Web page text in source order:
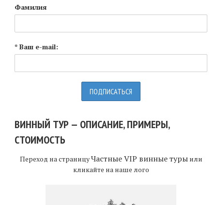
Фамилия
* Ваш e-mail:
ВИННЫЙ ТУР — ОПИСАНИЕ, ПРИМЕРЫ,
СТОИМОСТЬ
Переход на страницуЧастные VIP винные турыили
кликайте на наше лого